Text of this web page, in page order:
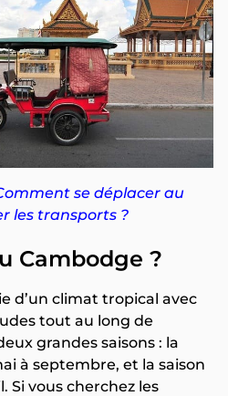
se déplacer au
les transports ?
Cambodge ?
d’un climat tropical avec
tout au long de
grandes saisons : la
à septembre, et la saison
Si vous cherchez les